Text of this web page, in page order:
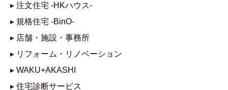
▸ 注文住宅 -HKハウス-
▸ 規格住宅 -BinO-
▸ 店舗・施設・事務所
▸ リフォーム・リノベーション
▸ WAKU+AKASHI
▸ 住宅診断サービス